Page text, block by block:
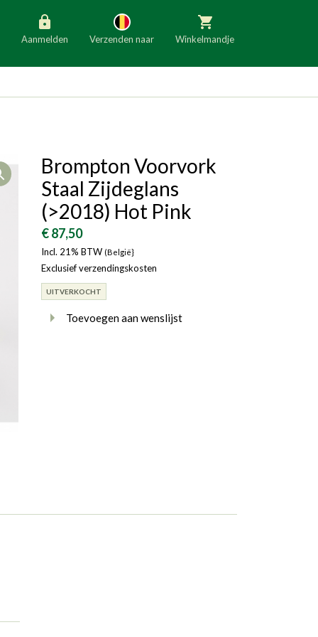
Aanmelden Verzenden naar
Slovenië Italië
Denemarken Finland
Bulgarije
Winkelmandje
Open
Brompton Voorvork
Staal Zijdeglans
(>2018) Hot Pink
€ 87,50
Incl. 21% BTW (België}
Exclusief verzendingskosten
UITVERKOCHT
Toevoegen aan wenslijst